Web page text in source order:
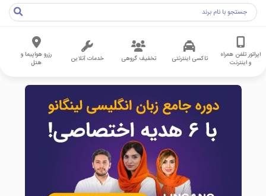
اپراتور تلفن همراه
و اینترنت
تاکسی اینترنتی تخفیف گروهی خدمات آنلاین
رزرو هواپیما و
هتل